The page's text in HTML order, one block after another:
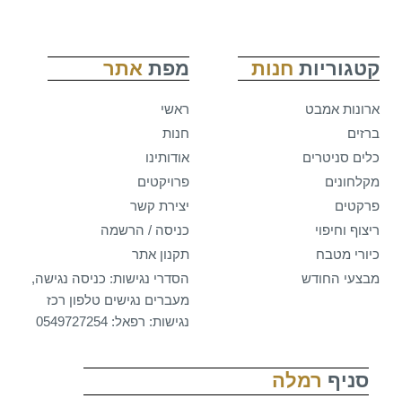
קטגוריות חנות
ארונות אמבט
ברזים
כלים סניטרים
מקלחונים
פרקטים
ריצוף וחיפוי
כיורי מטבח
מבצעי החודש
מפת אתר
ראשי
חנות
אודותינו
פרויקטים
יצירת קשר
כניסה / הרשמה
תקנון אתר
הסדרי נגישות: כניסה נגישה,
מעברים נגישים טלפון רכז
נגישות: רפאל: 0549727254
סניף רמלה